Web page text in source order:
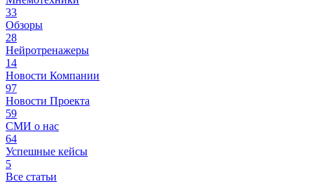
33
Обзоры
28
Нейротренажеры
14
Новости Компании
97
Новости Проекта
59
СМИ о нас
64
Успешные кейсы
5
Все статьи